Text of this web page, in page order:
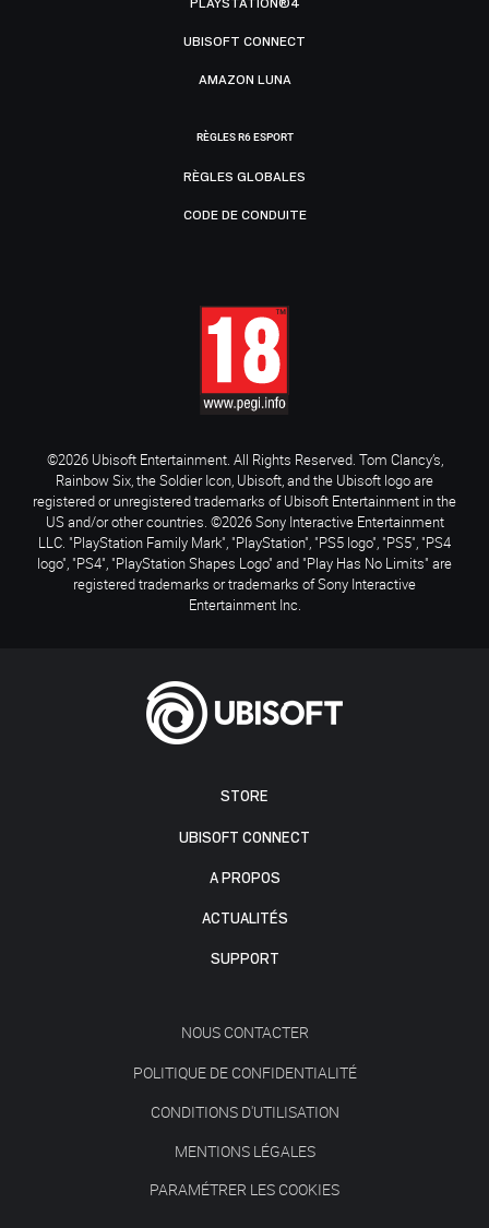
STORE
UBISOFT CONNECT
A PROPOS
ACTUALITÉS
SUPPORT
NOUS CONTACTER
POLITIQUE DE CONFIDENTIALITÉ
CONDITIONS D'UTILISATION
MENTIONS LÉGALES
PARAMÉTRER LES COOKIES
UBISOFT CONNECT
AMAZON LUNA
RÈGLES R6 ESPORT
RÈGLES GLOBALES
CODE DE CONDUITE
©2026 Ubisoft Entertainment. All Rights Reserved. Tom Clancy’s,
Rainbow Six, the Soldier Icon, Ubisoft, and the Ubisoft logo are
registered or unregistered trademarks of Ubisoft Entertainment in the
US and/or other countries. ©2026 Sony Interactive Entertainment
LLC. "PlayStation Family Mark", "PlayStation", "PS5 logo", "PS5", "PS4
logo", "PS4", "PlayStation Shapes Logo" and "Play Has No Limits" are
registered trademarks or trademarks of Sony Interactive
Entertainment Inc.